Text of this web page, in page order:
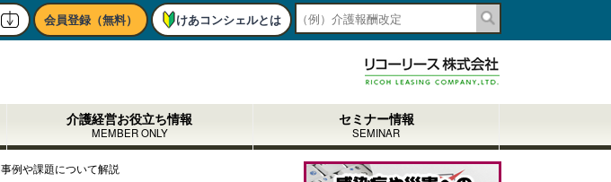
会員登録（無料） けあコンシェルとは
介護経営お役立ち情報
MEMBER ONLY
セミナー情報
SEMINAR
例や課題について解説